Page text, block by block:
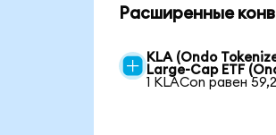
Расширенные
KLA (Ondo
Large-Cap ETF
1 KLACon равен